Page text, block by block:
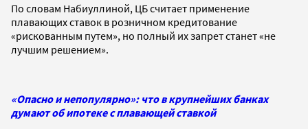
По словам Набиуллиной, ЦБ считает применение
плавающих ставок в розничном кредитование
«рискованным путем», но полный их запрет станет «не
лучшим решением».
«Опасно и непопулярно»: что в крупнейших банках
думают об ипотеке с плавающей ставкой